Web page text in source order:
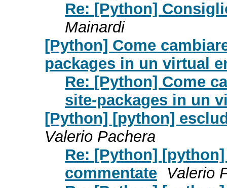
Re: [Python]
Mainardi
[Python] Come
packages in un virtual
Re: [Python] Come
site-packages in un
[Python] [python]
Valerio Pachera
Re: [Python]
commentate Valerio